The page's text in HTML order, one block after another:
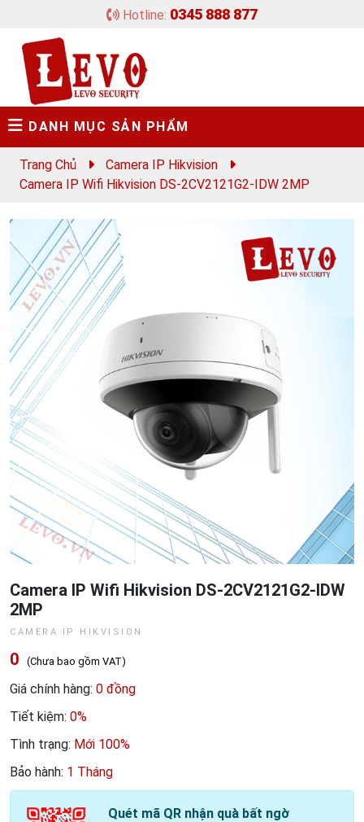
Hotline: 0345 888 877
DANH MỤC SẢN PHẨM
Trang Chủ
Camera IP Hikvision
Camera IP Wifi Hikvision DS-2CV2121G2-IDW 2MP
Camera IP Wifi Hikvision DS-2CV2121G2-IDW
2MP
CAMERA IP HIKVISION
0 (Chưa bao gồm VAT)
Giá chính hàng: 0 đồng
Tiết kiệm: 0%
Tình trạng: Mới 100%
Bảo hành: 1 Tháng
Quét mã QR nhận quà bất ngờ